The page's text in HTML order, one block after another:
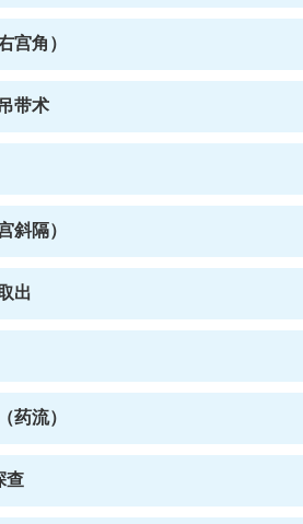
宫角）
带术
斜隔）
出
药流）
查